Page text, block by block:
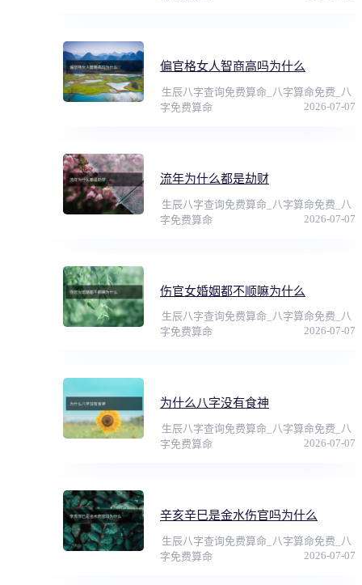
偏官格女人智商高吗为什么
生辰八字查询免费算命_八字算命免费_八
字免费算命
2026-07-07
流年为什么都是劫财
生辰八字查询免费算命_八字算命免费_八
字免费算命
2026-07-07
伤官女婚姻都不顺嘛为什么
生辰八字查询免费算命_八字算命免费_八
字免费算命
2026-07-07
为什么八字没有食神
生辰八字查询免费算命_八字算命免费_八
字免费算命
2026-07-07
辛亥辛巳是金水伤官吗为什么
生辰八字查询免费算命_八字算命免费_八
字免费算命
2026-07-07